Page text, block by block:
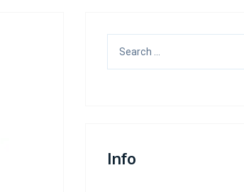
for:
Info